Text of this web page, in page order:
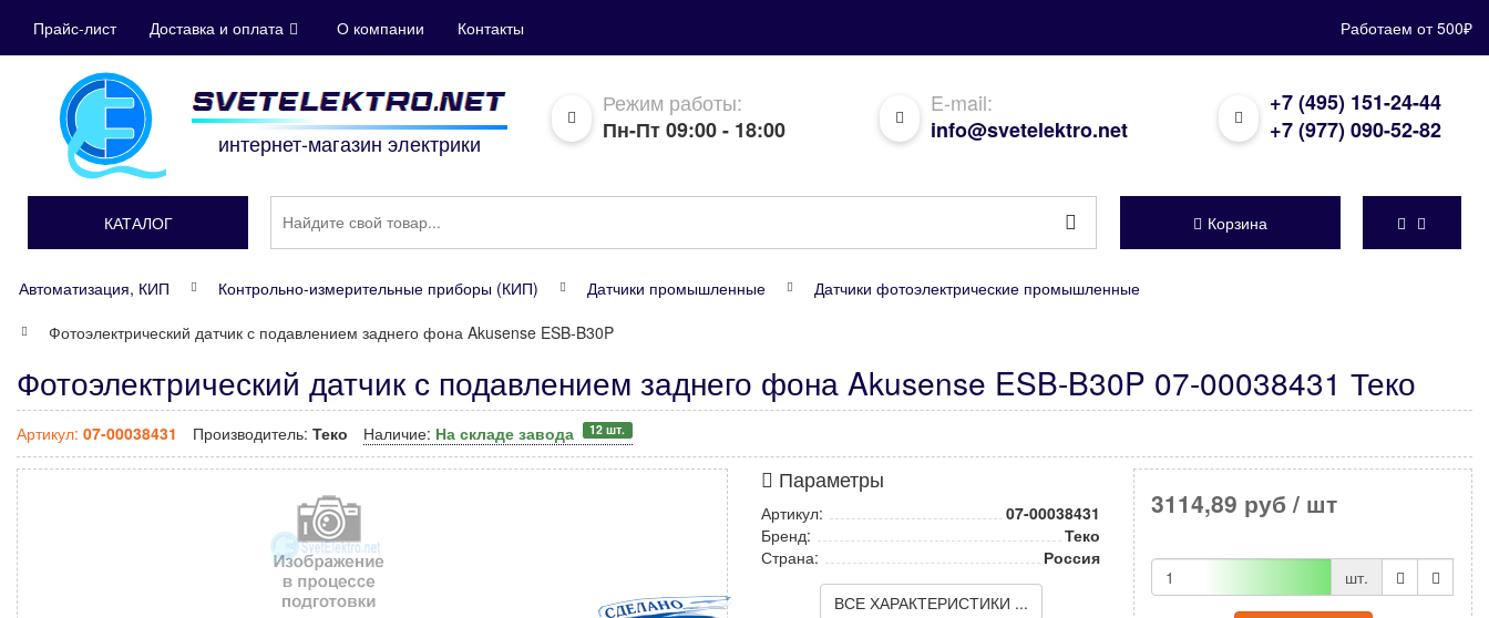
Прайс-лист Доставка и оплата О компании Контакты Работаем от 500₽
интернет-магазин электрики
Режим работы:
Пн-Пт 09:00 - 18:00
E-mail:
info@svetelektro.net
+7 (495) 151-24-44
+7 (977) 090-52-82
КАТАЛОГ Корзина
Автоматизация, КИП Контрольно-измерительные приборы (КИП) Датчики промышленные
Датчики фотоэлектрические промышленные
Фотоэлектрический датчик с подавлением заднего фона Akusense ESB-B30P
Фотоэлектрический датчик с подавлением заднего фона Akusense ESB-B30P 07-00038431 Теко
Артикул: 07-00038431 Производитель: Теко Наличие: На складе завода 12 шт.
Параметры
Артикул:
07-00038431
Бренд:
Теко
Страна:
Россия
ВСЕ ХАРАКТЕРИСТИКИ ...
3114,89 руб / шт
шт.